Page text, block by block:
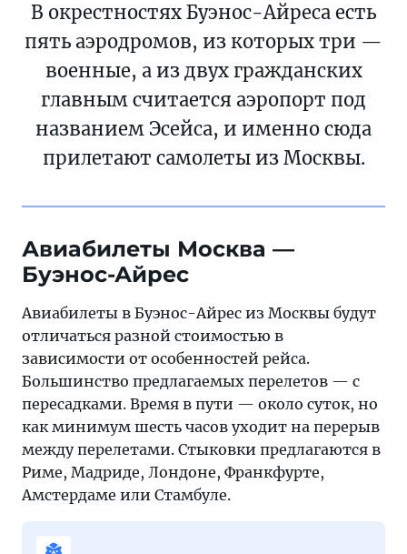
В окрестностях Буэнос-Айреса есть
пять аэродромов, из которых три —
военные, а из двух гражданских
главным считается аэропорт под
названием Эсейса, и именно сюда
прилетают самолеты из Москвы.
Авиабилеты Москва —
Буэнос-Айрес
Авиабилеты в Буэнос-Айрес из Москвы будут
отличаться разной стоимостью в
зависимости от особенностей рейса.
Большинство предлагаемых перелетов — с
пересадками. Время в пути — около суток, но
как минимум шесть часов уходит на перерыв
между перелетами. Стыковки предлагаются в
Риме, Мадриде, Лондоне, Франкфурте,
Амстердаме или Стамбуле.